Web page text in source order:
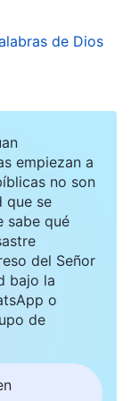
iglesias y
No me
y aptitud no
quienes
responder y
avanzar tenía
familiares. Si
de sufrir y
me
de Dios
empiezan a
no son
que se
sabe qué
del Señor
bajo la
o
de